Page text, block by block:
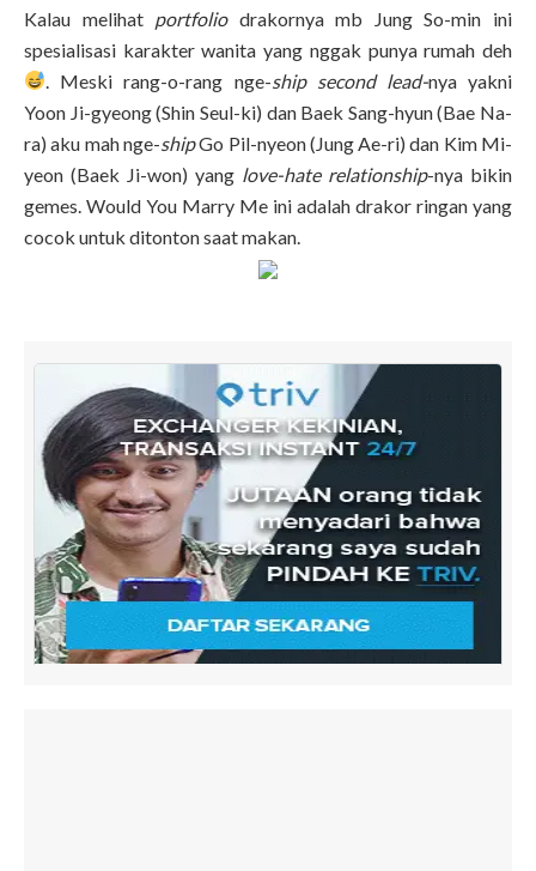
Kalau melihat portfolio drakornya mb Jung So-min ini
spesialisasi karakter wanita yang nggak punya rumah deh
. Meski rang-o-rang nge-ship second lead-nya yakni
Yoon Ji-gyeong (Shin Seul-ki) dan Baek Sang-hyun (Bae Na-
ra) aku mah nge-shipGo Pil-nyeon (Jung Ae-ri) dan Kim Mi-
yeon (Baek Ji-won) yang love-hate relationship-nya bikin
gemes. Would You Marry Me ini adalah drakor ringan yang
cocok untuk ditonton saat makan.